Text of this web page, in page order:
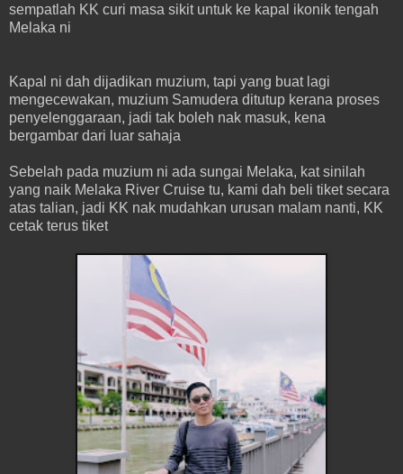
sempatlah KK curi masa sikit untuk ke kapal ikonik tengah
Melaka ni
Kapal ni dah dijadikan muzium, tapi yang buat lagi
mengecewakan, muzium Samudera ditutup kerana proses
penyelenggaraan, jadi tak boleh nak masuk, kena
bergambar dari luar sahaja
Sebelah pada muzium ni ada sungai Melaka, kat sinilah
yang naik Melaka River Cruise tu, kami dah beli tiket secara
atas talian, jadi KK nak mudahkan urusan malam nanti, KK
cetak terus tiket